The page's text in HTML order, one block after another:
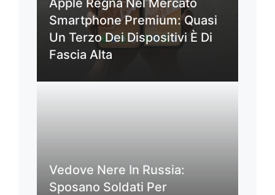
Smartphone Premium: Quasi
Un Terzo Dei Dispositivi È Di
Fascia Alta
Vedove Nere In Russia:
Sposano Soldati Per